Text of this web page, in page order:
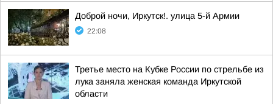
Доброй ночи, Иркутск!. улица 5-й Армии
22:08
Третье место на Кубке России по стрельбе из
лука заняла женская команда Иркутской
области